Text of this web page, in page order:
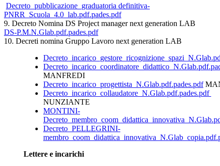
Decreto_pubblicazione_graduatoria definitiva-
PNRR_Scuola_4.0_lab.pdf.pades.pdf
9. Decreto Nomina DS Project manager next generation LAB
DS-P.M.N.Glab.pdf.pades.pdf
10. Decreti nomina Gruppo Lavoro next generation LAB
MANFREDI
Decreto_incarico_progettista_N.Glab.pdf.pades.pdf
Decreto_incarico_collaudatore_N.Glab.pdf.pades.pdf
NUNZIANTE
MONTINI-
Decreto_PELLEGRINI-
Lettere e incarichi